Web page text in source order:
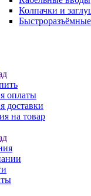
Колпачки и
оплаты
доставки
на товар